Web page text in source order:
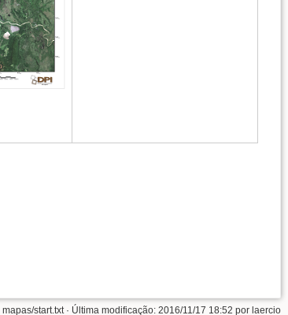
mapas/start.txt· Última modificação: 2016/11/17 18:52 por laercio